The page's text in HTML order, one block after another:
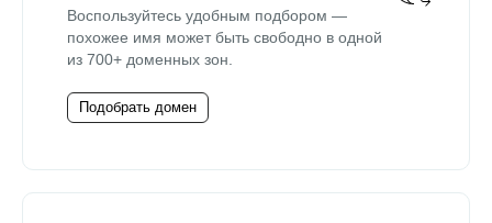
Воспользуйтесь удобным подбором —
похожее имя может быть свободно в одной
из 700+ доменных зон.
Подобрать домен